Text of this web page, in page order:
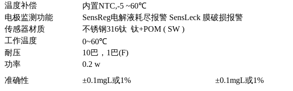
温度补偿
内置NTC,-5 ~60℃
电极监测功能
SensReg电解液耗尽报警 SensLeck 膜破损报警
传感器材质
不锈钢316钛 钛+POM ( SW )
工作温度
0~60℃
耐压
10巴，1巴(F)
功率
0.2 w
准确性
±0.1mgL或1% ±0.1mgL或1%